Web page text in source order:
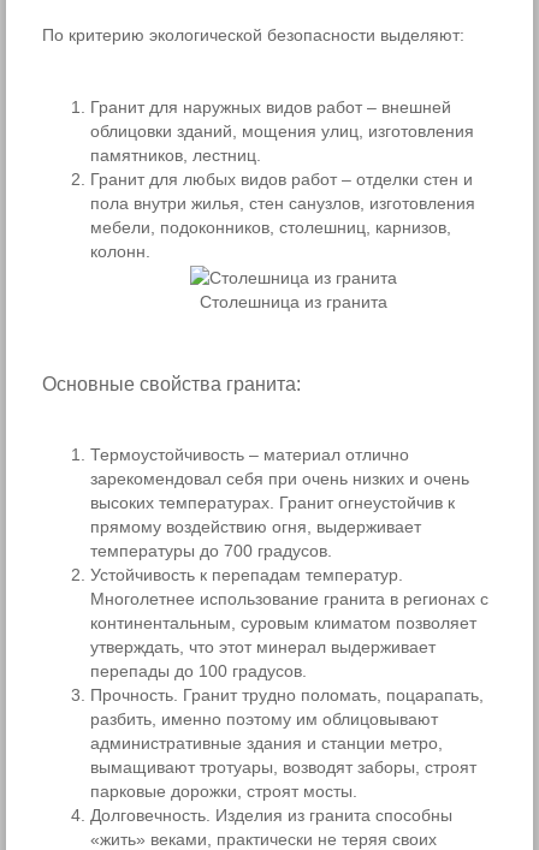
По критерию экологической безопасности выделяют:
Гранит для наружных видов работ – внешней
облицовки зданий, мощения улиц, изготовления
памятников, лестниц.
Гранит для любых видов работ – отделки стен и
пола внутри жилья, стен санузлов, изготовления
мебели, подоконников, столешниц, карнизов,
колонн.
Столешница из гранита
Основные свойства гранита:
Термоустойчивость – материал отлично
зарекомендовал себя при очень низких и очень
высоких температурах. Гранит огнеустойчив к
прямому воздействию огня, выдерживает
температуры до 700 градусов.
Устойчивость к перепадам температур.
Многолетнее использование гранита в регионах с
континентальным, суровым климатом позволяет
утверждать, что этот минерал выдерживает
перепады до 100 градусов.
Прочность. Гранит трудно поломать, поцарапать,
разбить, именно поэтому им облицовывают
административные здания и станции метро,
вымащивают тротуары, возводят заборы, строят
парковые дорожки, строят мосты.
Долговечность. Изделия из гранита способны
«жить» веками, практически не теряя своих